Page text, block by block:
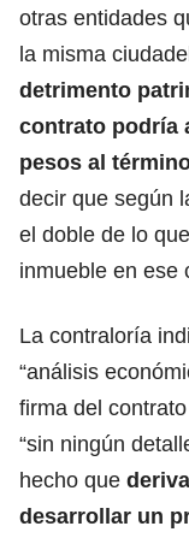
otras entidades
la misma
detrimento
contrato podría
pesos al
decir que según
el doble de lo
inmueble en ese
La contraloría
“análisis
firma del
“sin ningún
hecho que
desarrollar un